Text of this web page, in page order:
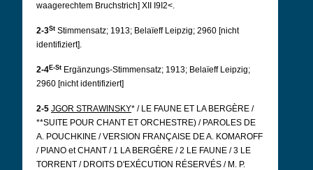
waagerechtem Bruchstrich] XII I9I2<.
2-3St Stimmensatz; 1913; Belaïeff Leipzig; 2960 [nicht
identifiziert].
2-4 E-St Ergänzungs-Stimmensatz; 1913; Belaïeff Leipzig;
2960 [nicht identifiziert]
2-5 JGOR STRAWINSKY* / LE FAUNE ET LA BERGÈRE /
**SUITE POUR CHANT ET ORCHESTRE) / PAROLES DE
A. POUCHKINE / VERSION FRANÇAISE DE A. KOMAROFF
/ PIANO et CHANT / 1 LA BERGÈRE / 2 LE FAUNE / 3 LE
TORRENT / DROITS D'EXÉCUTION RÉSERVÉS / M. P.